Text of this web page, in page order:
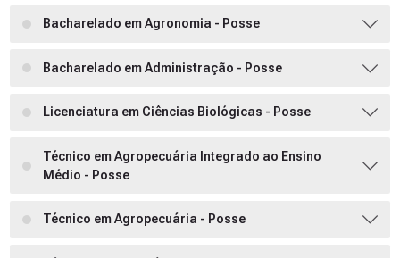
Bacharelado em Agronomia - Posse
Bacharelado em Administração - Posse
Licenciatura em Ciências Biológicas - Posse
Técnico em Agropecuária Integrado ao Ensino
Médio - Posse
Técnico em Agropecuária - Posse